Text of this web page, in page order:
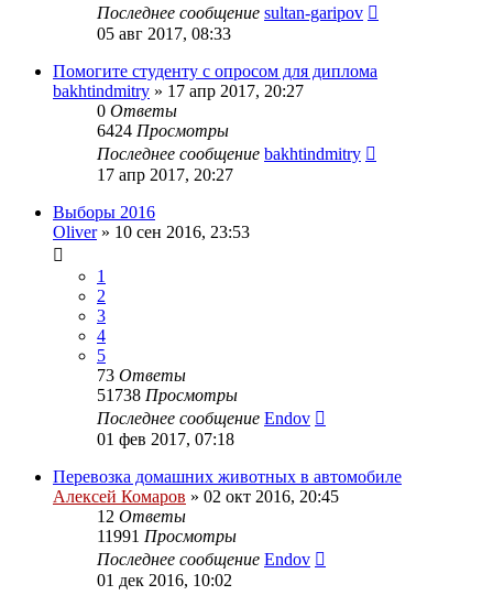
Последнее сообщение sultan-garipov
05 авг 2017, 08:33
Помогите студенту с опросом для диплома
bakhtindmitry » 17 апр 2017, 20:27
0 Ответы
6424 Просмотры
Последнее сообщение bakhtindmitry
17 апр 2017, 20:27
Выборы 2016
Oliver» 10 сен 2016, 23:53
1
2
3
4
5
73 Ответы
51738 Просмотры
Последнее сообщение Endov
01 фев 2017, 07:18
Перевозка домашних животных в автомобиле
Алексей Комаров » 02 окт 2016, 20:45
12 Ответы
11991 Просмотры
Последнее сообщение Endov
01 дек 2016, 10:02